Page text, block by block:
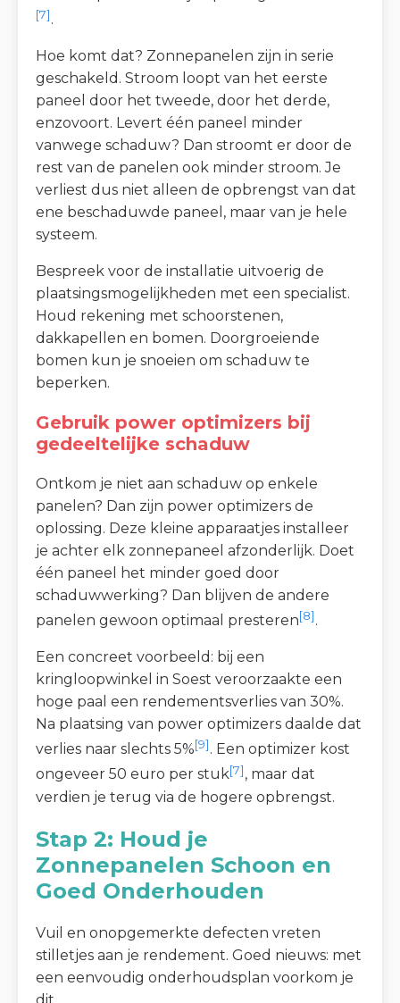
[7].
Hoe komt dat? Zonnepanelen zijn in serie
geschakeld. Stroom loopt van het eerste
paneel door het tweede, door het derde,
enzovoort. Levert één paneel minder
vanwege schaduw? Dan stroomt er door de
rest van de panelen ook minder stroom. Je
verliest dus niet alleen de opbrengst van dat
ene beschaduwde paneel, maar van je hele
systeem.
Bespreek voor de installatie uitvoerig de
plaatsingsmogelijkheden met een specialist.
Houd rekening met schoorstenen,
dakkapellen en bomen. Doorgroeiende
bomen kun je snoeien om schaduw te
beperken.
Gebruik power optimizers bij
gedeeltelijke schaduw
Ontkom je niet aan schaduw op enkele
panelen? Dan zijn power optimizers de
oplossing. Deze kleine apparaatjes installeer
je achter elk zonnepaneel afzonderlijk. Doet
één paneel het minder goed door
schaduwwerking? Dan blijven de andere
panelen gewoon optimaal presteren[8].
Een concreet voorbeeld: bij een
kringloopwinkel in Soest veroorzaakte een
hoge paal een rendementsverlies van 30%.
Na plaatsing van power optimizers daalde dat
verlies naar slechts 5%[9]. Een optimizer kost
ongeveer 50 euro per stuk[7], maar dat
verdien je terug via de hogere opbrengst.
Stap 2: Houd je
Zonnepanelen Schoon en
Goed Onderhouden
Vuil en onopgemerkte defecten vreten
stilletjes aan je rendement. Goed nieuws: met
een eenvoudig onderhoudsplan voorkom je
dit.